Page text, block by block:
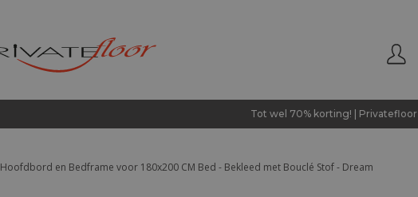
Tot wel 70% korting! | Privatefloor
Hoofdbord en Bedframe voor 180x200 CM Bed - Bekleed met Bouclé Stof - Dream